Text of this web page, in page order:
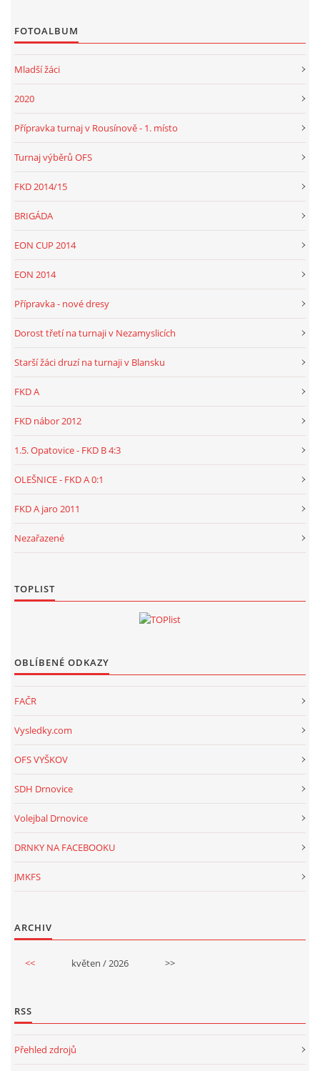
ARCHÍV
FOTOALBUM
Mladší žáci
2020
Přípravka turnaj v Rousínově - 1. místo
Turnaj výběrů OFS
FKD 2014/15
BRIGÁDA
EON CUP 2014
EON 2014
Přípravka - nové dresy
Dorost třetí na turnaji v Nezamyslicích
Starší žáci druzí na turnaji v Blansku
FKD A
FKD nábor 2012
1.5. Opatovice - FKD B 4:3
OLEŠNICE - FKD A 0:1
FKD A jaro 2011
Nezařazené
TOPLIST
OBLÍBENÉ ODKAZY
FAČR
Vysledky.com
OFS VYŠKOV
SDH Drnovice
Volejbal Drnovice
DRNKY NA FACEBOOKU
JMKFS
ARCHIV
<< květen / 2026 >>
RSS
Přehled zdrojů